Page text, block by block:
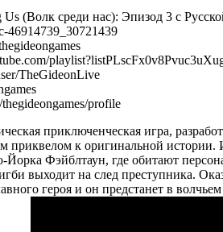
(Волк среди нас): Эпизод 3 с
TheGideonLive
profile
приключенческая игра,
к оригинальной истории.
Фэйблтаун, где обитают
выходит на след преступника.
героя и он предстанет в